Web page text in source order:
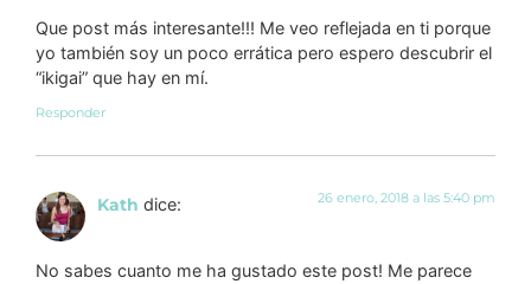
Que post más interesante!!! Me veo reflejada en ti porque
yo también soy un poco errática pero espero descubrir el
“ikigai” que hay en mí.
Responder
Kath dice: 26 enero, 2018 a las 5:40 pm
No sabes cuanto me ha gustado este post! Me parece